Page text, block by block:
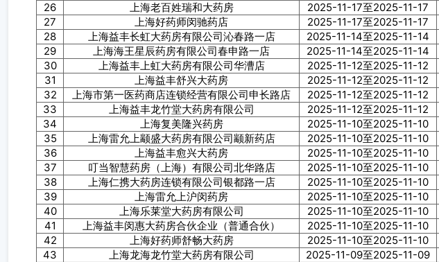
26
上海老百姓瑞和大药房 2025-11-17至2025-11-17
27
上海好药师闵驰药店 2025-11-17至2025-11-17
28
上海益丰长虹大药房有限公司沁春路一店 2025-11-14至2025-11-14
29
上海海王星辰药房有限公司春申路一店 2025-11-14至2025-11-14
30
上海益丰上虹大药房有限公司华漕店 2025-11-12至2025-11-12
31
上海益丰舒兴大药房 2025-11-12至2025-11-12
32
上海市第一医药商店连锁经营有限公司申长路店 2025-11-12至2025-11-12
33
上海益丰龙竹堂大药房有限公司 2025-11-12至2025-11-12
34
上海复美隆兴药房 2025-11-10至2025-11-10
35
上海雷允上颛盛大药房有限公司颛新药店 2025-11-10至2025-11-10
36
上海益丰愈兴大药房 2025-11-10至2025-11-10
37
叮当智慧药房（上海）有限公司北华路店 2025-11-10至2025-11-10
38
上海仁携大药房连锁有限公司银都路一店 2025-11-10至2025-11-10
39
上海雷允上沪闵药房 2025-11-10至2025-11-10
40
上海乐莱堂大药房有限公司 2025-11-10至2025-11-10
41
上海益丰闵惠大药房合伙企业（普通合伙） 2025-11-10至2025-11-10
42
上海好药师舒畅大药房 2025-11-10至2025-11-10
43
上海龙海龙竹堂大药房有限公司 2025-11-09至2025-11-09